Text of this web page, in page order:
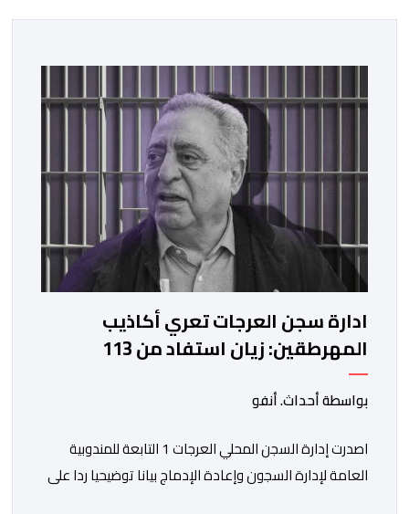
ادارة سجن العرجات تعري أكاذيب
المهرطقين: زيان استفاد من 113
استشارة و50 فحصا طبيا
بواسطة أحداث. أنفو
اصدرت إدارة السجن المحلي العرجات 1 التابعة للمندوبية
العامة لإدارة السجون وإعادة الإدماج بيانا توضيحيا ردا على